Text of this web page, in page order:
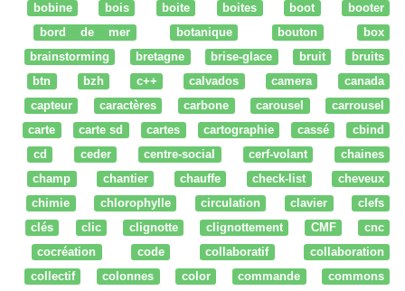
bobine
bois boite boites boot
booter
bord de mer
botanique bouton
box
brainstorming
bretagne brise-glace bruit
bruits
btn
bzh c++ calvados camera
canada
capteur
caractères carbone carousel
carrousel
carte
carte sd cartes cartographie cassé
cbind
cd
ceder centre-social cerf-volant
chaines
champ
chantier chauffe check-list
cheveux
chimie
chlorophylle circulation clavier
clefs
clés
clic clignotte clignottement CMF
cnc
cocréation
code collaboratif
collaboration
collectif
colonnes color commande
commons